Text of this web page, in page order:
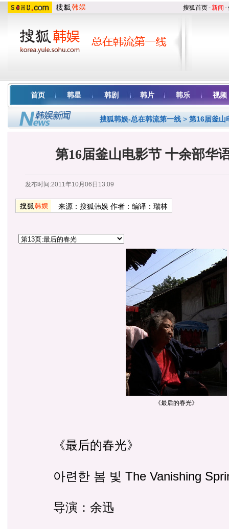
搜狐首页-新闻 -
首页 韩星 韩剧 韩片 韩乐 视频
搜狐韩娱-总在韩流第一线 > 第16届釜山
第16届釜山电影节 十余部华
发布时间:2011年10月06日13:09
来源： 搜狐韩娱 作者：编译：瑞林
《最后的春光》
《最后的春光》
아련한 봄 빛 The Vanishing
导演：余迅